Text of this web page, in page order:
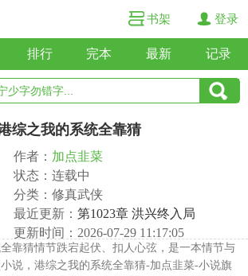
书架 登录
排行 完本 最新 记录
综之我的系统全靠猜
作者： 加点韭菜
状态：连载中
分类：修真武侠
最近更新： 第1023章 洪兴终入局
更新时间：2026-07-29 11:17:05
靠猜情节跌宕起伏、扣人心弦，是一本情节与
说，港综之我的系统全靠猜-加点韭菜-小说旗